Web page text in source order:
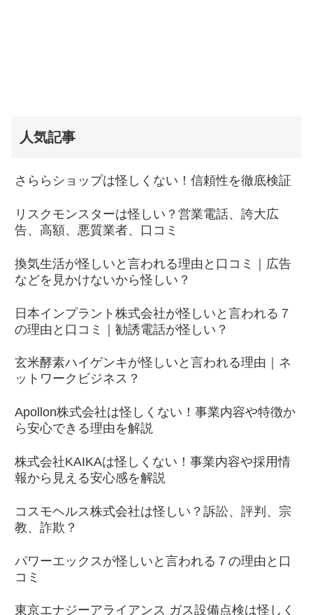
人気記事
さららショップは怪しくない！信頼性を徹底検証
リスクモンスターは怪しい？営業電話、誇大広
告、高額、悪質業者、口コミ
換気生活が怪しいと言われる理由と口コミ｜広告
などを見かけないから怪しい？
日本インプラント株式会社が怪しいと言われる７
の理由と口コミ｜勧誘電話が怪しい？
玄米酵素ハイゲンキが怪しいと言われる理由｜ネ
ットワークビジネス？
Apollon株式会社は怪しくない！事業内容や特徴か
ら安心できる理由を解説
株式会社KAIKAは怪しくない！事業内容や採用情
報から見える安心感を解説
コスモヘルス株式会社は怪しい？訴訟、評判、宗
教、詐欺？
パワーエックスが怪しいと言われる７の理由と口
コミ
東京エナジーアライアンス ガス設備点検は怪しく